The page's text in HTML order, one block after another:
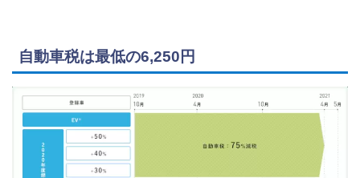
自動車税は最低の6,250円